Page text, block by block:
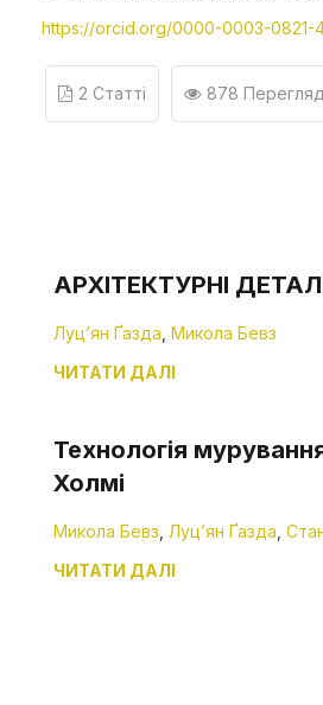
https://orcid.org/0000-0003-0821-
2 Статті 878
АРХІТЕКТУРНІ
Луц’ян Ґазда Микола Бевз
ЧИТАТИ ДАЛІ
Технологія
Холмі
Микола Бевз Луц’ян Ґазда
ЧИТАТИ ДАЛІ